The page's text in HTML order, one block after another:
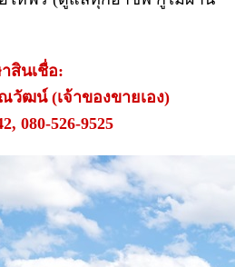
สินเชื่อ:
ฒน์ (เจ้าของขายเอง)
080-526-9525